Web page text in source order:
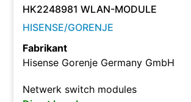
HK2248981 WLAN-MODULE
HISENSE/GORENJE
Fabrikant
Hisense Gorenje Germany GmbH
Netwerk switch modules